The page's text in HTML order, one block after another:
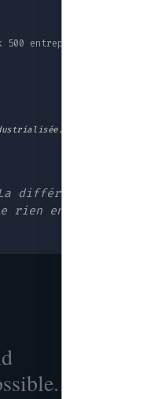
500 entreprises EU
différence : une
rien en route.